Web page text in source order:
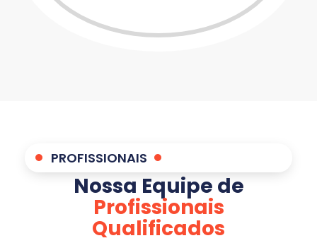
PROFISSIONAIS
Nossa Equipe de
Profissionais
Qualificados